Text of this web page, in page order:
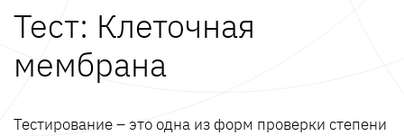
Тест: Клеточная
мембрана
Тестирование – это одна из форм проверки степени